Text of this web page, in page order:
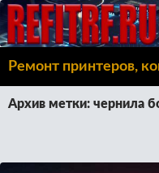
К
СОДЕРЖИМОМУ
Архив метки: чернила